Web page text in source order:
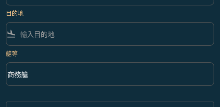
目的地
flight_land
艙等
艙等 option 商務艙 Selected
商務艙
keyboard_arrow_down